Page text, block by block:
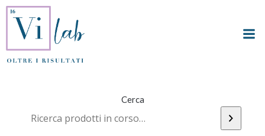
Cerca